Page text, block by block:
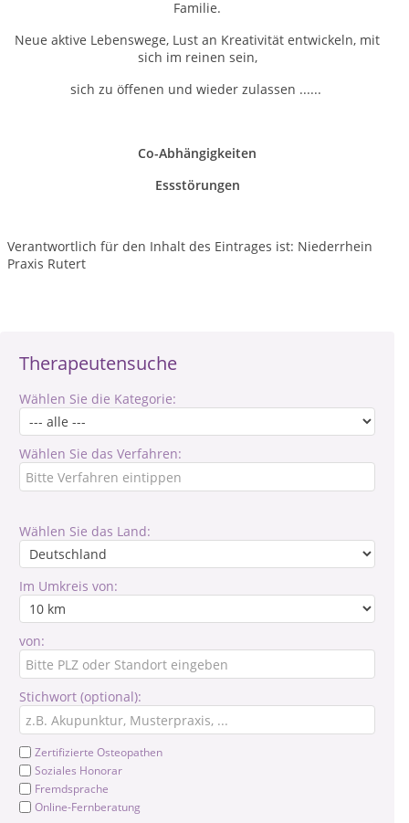
Therapeutensuche
Wählen Sie die Kategorie:
Wählen Sie das Verfahren:
Wählen Sie das Land:
Im Umkreis von:
von:
Stichwort (optional):
Zertifizierte Osteopathen
Soziales Honorar
Fremdsprache
Online-Fernberatung
Familie.
Neue aktive Lebenswege, Lust an Kreativität entwickeln, mit
sich im reinen sein,
sich zu öffenen und wieder zulassen ......
Co-Abhängigkeiten
Essstörungen
Verantwortlich für den Inhalt des Eintrages ist: Niederrhein
Praxis Rutert